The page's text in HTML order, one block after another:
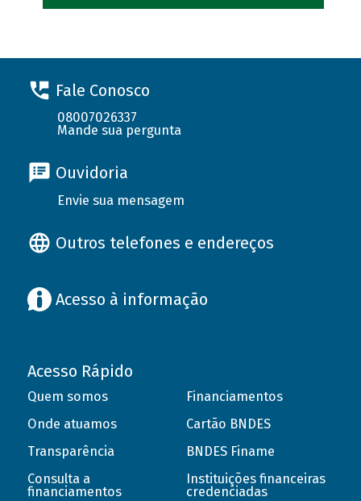
Fale Conosco
08007026337
Mande sua pergunta
Ouvidoria
Envie sua mensagem
Outros telefones e endereços
Acesso à informação
Acesso Rápido
Quem somos
Onde atuamos
Transparência
Consulta a
financiamentos
Financiamentos
Cartão BNDES
BNDES Finame
Instituições financeiras
credenciadas